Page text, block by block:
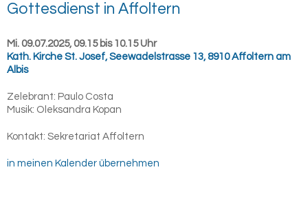
Got­tes­dienst in Af­fol­tern
Mi. 09.07.2025, 09.15 bis 10.15 Uhr
Kath. Kirche St. Josef,Seewadelstrasse 13, 8910 Affoltern am
Albis
Zelebrant: Paulo Costa
Musik: Oleksandra Kopan
Kontakt: Sekretariat Affoltern
in meinen Kalender übernehmen